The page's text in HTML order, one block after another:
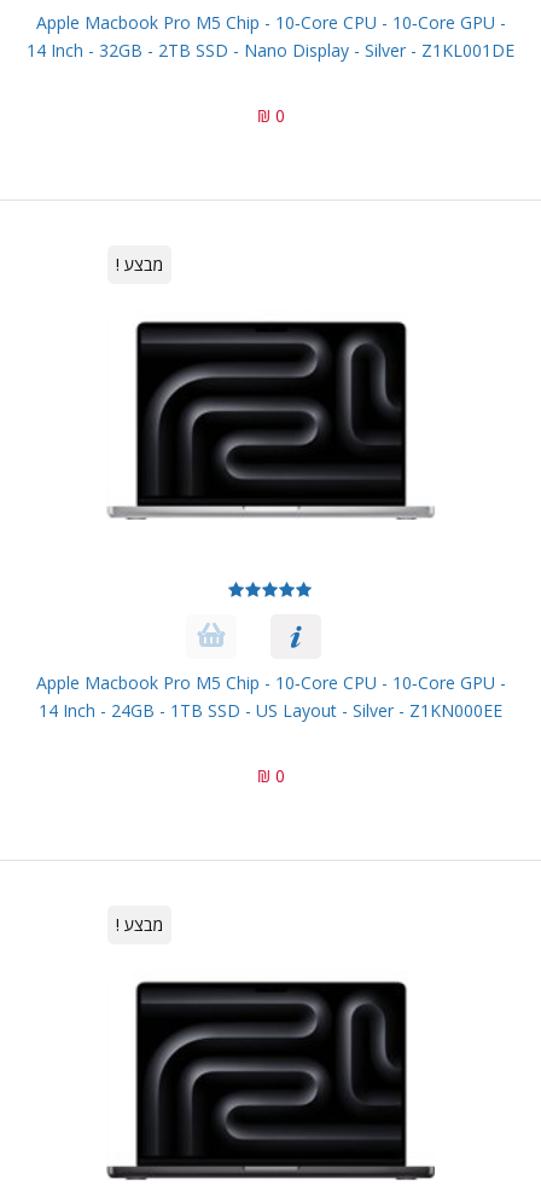
Apple Macbook Pro M5 Chip - 10‑core CPU - 10‑core GPU -
14 Inch - 32GB - 2TB SSD - Nano Display - Silver - Z1KL001DE
0 ₪
מבצע !
Apple Macbook Pro M5 Chip - 10‑core CPU - 10‑core GPU -
14 Inch - 24GB - 1TB SSD - US Layout - Silver - Z1KN000EE
0 ₪
מבצע !